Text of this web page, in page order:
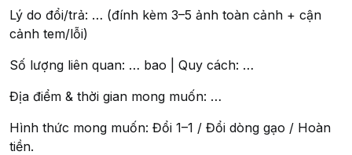
Lý do đổi/trả: … (đính kèm 3–5 ảnh toàn cảnh + cận
cảnh tem/lỗi)
Số lượng liên quan: … bao | Quy cách: …
Địa điểm & thời gian mong muốn: …
Hình thức mong muốn: Đổi 1–1 / Đổi dòng gạo / Hoàn
tiền.